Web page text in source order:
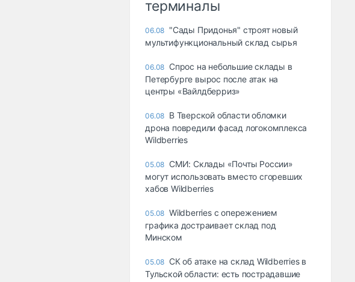
терминалы
06.08 "Сады Придонья" строят новый
мультифункциональный склад сырья
06.08 Спрос на небольшие склады в
Петербурге вырос после атак на
центры «Вайлдберриз»
06.08 В Тверской области обломки
дрона повредили фасад логокомплекса
Wildberries
05.08 СМИ: Склады «Почты России»
могут использовать вместо сгоревших
хабов Wildberries
05.08 Wildberries с опережением
графика достраивает склад под
Минском
05.08 СК об атаке на склад Wildberries в
Тульской области: есть пострадавшие